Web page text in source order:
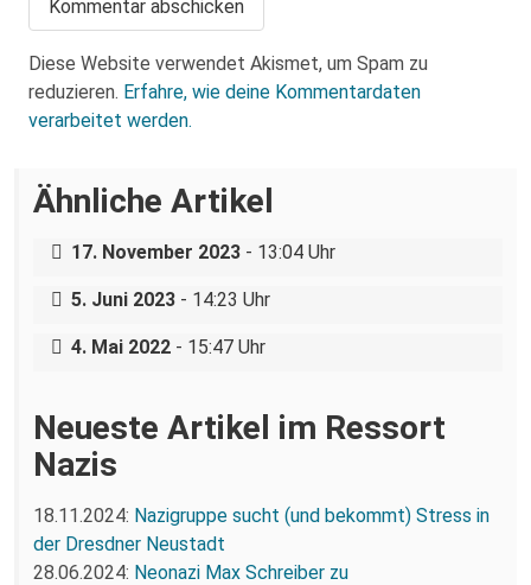
Diese Website verwendet Akismet, um Spam zu
reduzieren. Erfahre, wie deine Kommentardaten
verarbeitet werden.
Ähnliche Artikel
Antifaschist:innen in Dresden und
17. November 2023 - 13:04 Uhr
Starke Demonstration und buntes
5. Juni 2023 - 14:23 Uhr
Außer Gewalt nichts gewesen – Der
4. Mai 2022 - 15:47 Uhr
Neueste Artikel im Ressort
Nazis
18.11.2024: Nazigruppe sucht (und bekommt) Stress in
der Dresdner Neustadt
28.06.2024: Neonazi Max Schreiber zu